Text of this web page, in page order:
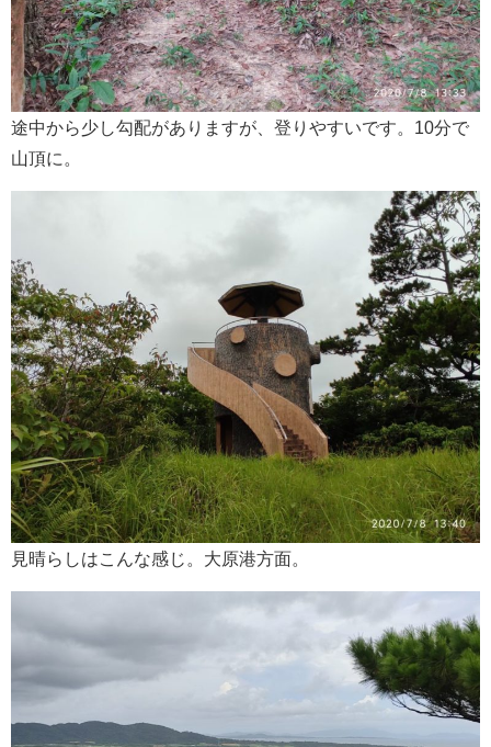
途中から少し勾配がありますが、登りやすいです。10分で
山頂に。
見晴らしはこんな感じ。大原港方面。